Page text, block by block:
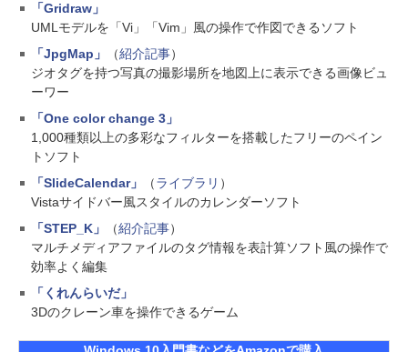
「Gridraw」
UMLモデルを「Vi」「Vim」風の操作で作図できるソフト
「JpgMap」
（紹介記事）
ジオタグを持つ写真の撮影場所を地図上に表示できる画像ビュ
ーワー
「One color change 3」
1,000種類以上の多彩なフィルターを搭載したフリーのペイン
トソフト
「SlideCalendar」
（ライブラリ ）
Vistaサイドバー風スタイルのカレンダーソフト
「STEP_K」
（紹介記事）
マルチメディアファイルのタグ情報を表計算ソフト風の操作で
効率よく編集
「くれんらいだ」
3Dのクレーン車を操作できるゲーム